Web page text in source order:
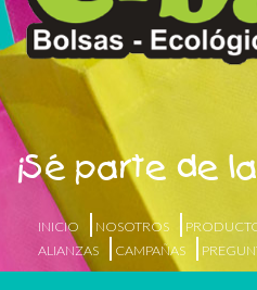
¡Sé parte de
INICIO NOSOTROS
ALIANZAS
CAMPAÑAS